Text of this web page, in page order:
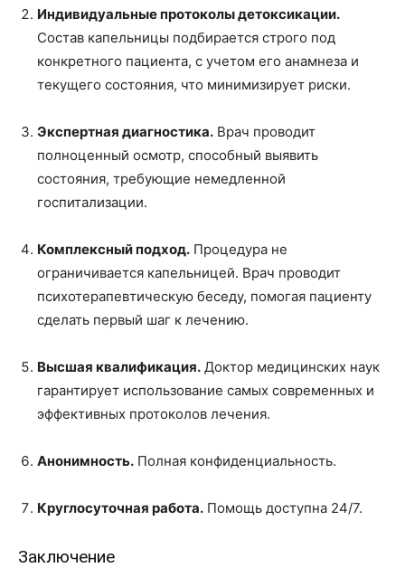
Индивидуальные протоколы детоксикации.
Состав капельницы подбирается строго под
конкретного пациента, с учетом его анамнеза и
текущего состояния, что минимизирует риски.
Экспертная диагностика. Врач проводит
полноценный осмотр, способный выявить
состояния, требующие немедленной
госпитализации.
Комплексный подход. Процедура не
ограничивается капельницей. Врач проводит
психотерапевтическую беседу, помогая пациенту
сделать первый шаг к лечению.
Высшая квалификация. Доктор медицинских наук
гарантирует использование самых современных и
эффективных протоколов лечения.
Анонимность. Полная конфиденциальность.
Круглосуточная работа. Помощь доступна 24/7.
Заключение